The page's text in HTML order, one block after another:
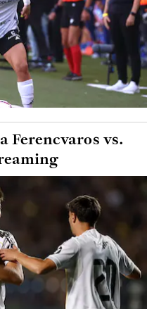
Ferencvaros vs.